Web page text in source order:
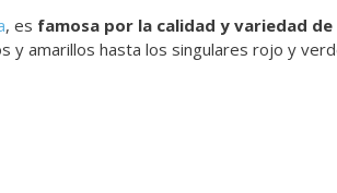
, es famosa por la calidad y variedad de
y amarillos hasta los singulares rojo y